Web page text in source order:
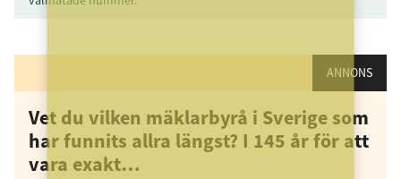
ANNONS
Vet du vilken mäklarbyrå i Sverige som
har funnits allra längst? I 145 år för att
vara exakt…